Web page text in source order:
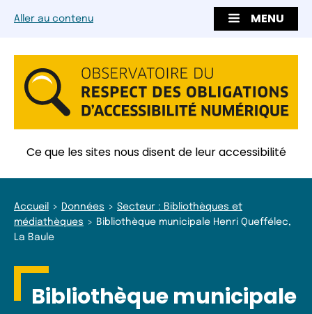
Aller au contenu MENU
Ce que les sites nous disent de leur accessibilité
Accueil Données
Secteur : Bibliothèques et
médiathèques
Bibliothèque municipale Henri Queffélec,
La Baule
Bibliothèque municipale